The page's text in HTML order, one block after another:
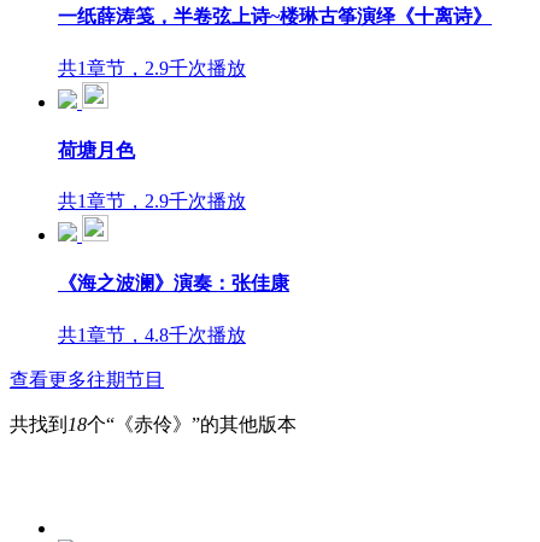
一纸薛涛笺，半卷弦上诗~楼琳古筝演绎《十离诗》
共1章节，2.9千次播放
荷塘月色
共1章节，2.9千次播放
《海之波澜》演奏：张佳康
共1章节，4.8千次播放
查看更多往期节目
共找到 18个“《赤伶》”的其他版本